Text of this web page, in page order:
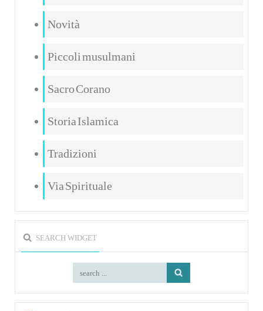
Novità
Piccoli musulmani
Sacro Corano
Storia Islamica
Tradizioni
Via Spirituale
SEARCH WIDGET